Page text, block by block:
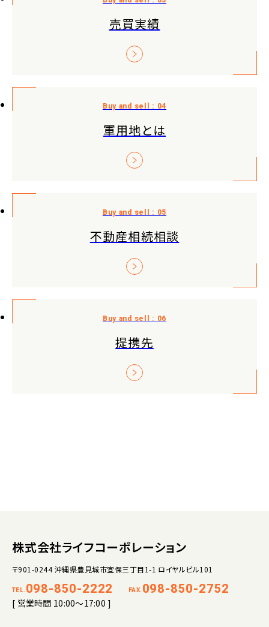
売買実績
軍用地とは
不動産相続相談
提携先
株式会社ライフコーポレーション
〒901-0244 沖縄県豊見城市宜保三丁目1-1 ロイヤルビル101
TEL. 098-850-2222 FAX. 098-850-2752
[ 営業時間 10:00～17:00 ]